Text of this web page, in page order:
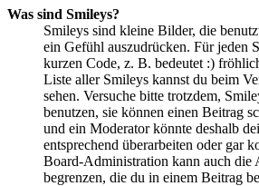
Was sind Smileys?
Smileys sind kleine Bilder, die
ein Gefühl auszudrücken. Für jeden
kurzen Code, z. B. bedeutet :)
Liste aller Smileys kannst du beim
sehen. Versuche bitte trotzdem,
benutzen, sie können einen Beitrag
und ein Moderator könnte deshalb
entsprechend überarbeiten oder gar
Board-Administration kann auch die
begrenzen, die du in einem Beitrag